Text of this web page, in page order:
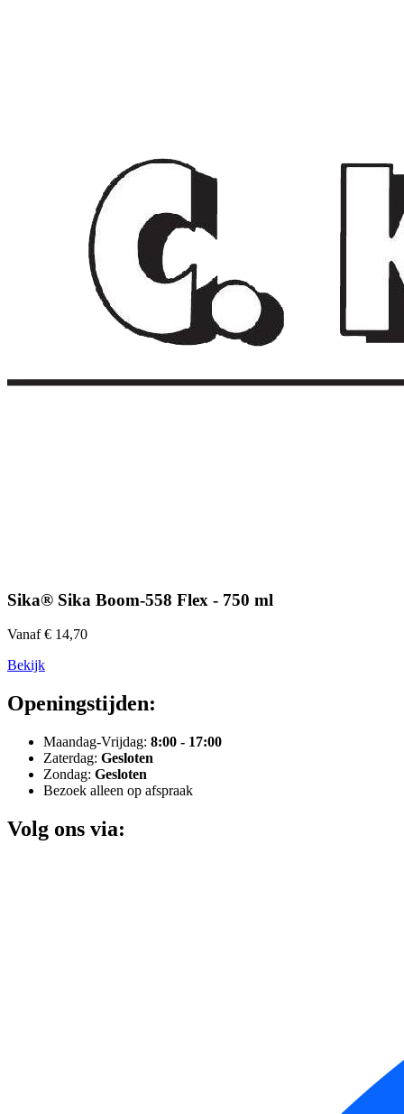
Sika® Sika Boom-558 Flex - 750 ml
Vanaf € 14,70
Bekijk
Openingstijden:
Maandag-Vrijdag: 8:00 - 17:00
Zaterdag: Gesloten
Zondag: Gesloten
Bezoek alleen op afspraak
Volg ons via: